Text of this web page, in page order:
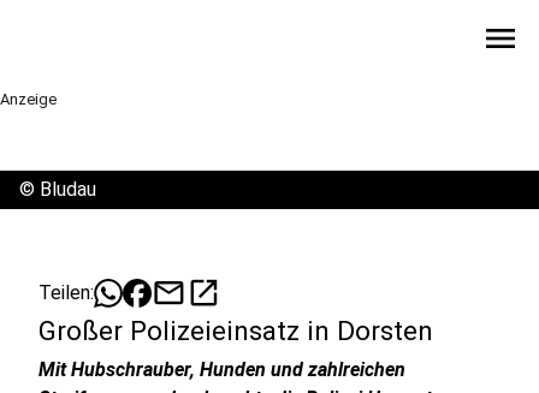
menu
Anzeige
© Bludau
Teilen: mailopen_in_new
Großer Polizeieinsatz in Dorsten
Mit Hubschrauber, Hunden und zahlreichen